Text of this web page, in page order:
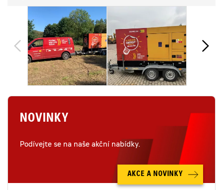
NOVINKY
Podívejte se na naše akční nabídky.
AKCE A NOVINKY